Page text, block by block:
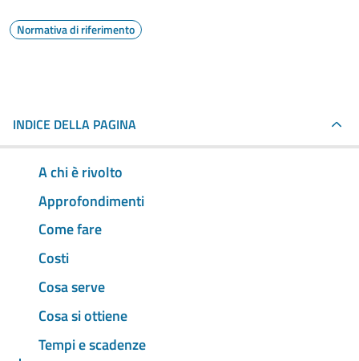
Normativa di riferimento
INDICE DELLA PAGINA
A chi è rivolto
Approfondimenti
Come fare
Costi
Cosa serve
Cosa si ottiene
Tempi e scadenze